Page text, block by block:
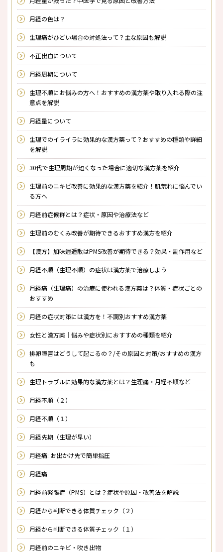
月経の色は？
生理痛がひどい場合の対処法って？主な原因も解説
不正出血について
月経周期について
生理不順にお悩みの方へ！おすすめの漢方薬や取り入れる際の注
意点を解説
月経量について
生理でのイライラに効果的な漢方薬って？おすすめの種類や詳細
を解説
30代で生理周期が短くなった場合に適切な漢方薬を紹介
生理前のニキビ改善に効果的な漢方薬を紹介！肌荒れに悩んでい
る方へ
月経前症候群とは？症状・原因や治療法など
生理前のむくみ改善が期待できるおすすめ漢方を紹介
【漢方】加味逍遥散はPMS改善が期待できる？効果・副作用など
月経不順（生理不順）の症状は漢方薬で治療しよう
月経痛（生理痛）の治療に使われる漢方薬は？体質・症状ごとの
おすすめ
月経の症状対策には漢方を！不調別おすすめ漢方薬
女性と漢方薬｜悩みや症状別におすすめの種類を紹介
排卵障害はどうして起こるの？/その原因と対策/おすすめの漢方
も
生理トラブルに効果的な漢方薬とは？生理痛・月経不順など
月経不順（２）
月経不順（１）
月経先期（生理が早い）
月経痛: お出かけ先で簡単指圧
月経痛
月経前緊張症（PMS）とは？症状や原因・改善法を解説
月経から判断できる体質チェック（２）
月経から判断できる体質チェック（１）
月経前のニキビ・吹き出物